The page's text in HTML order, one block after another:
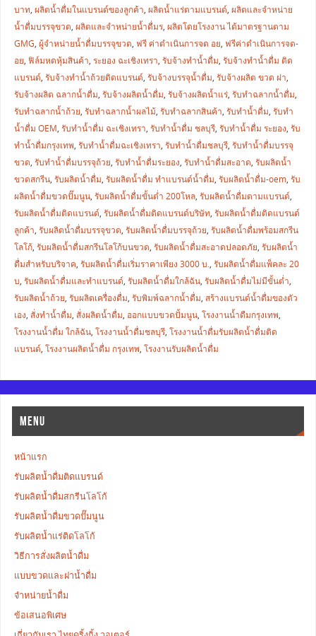
บาท, ผลิตน้ำดื่มในแบรนด์ของลูกค้า, ผลิตน้ำแร่ตามแบรนด์, ผลิตและจำหน่าย
น้ำดื่มบรรจุขวด, ผลิตและจำหน่ายน้ำดื่มร, ผลิตโดยโรงงาน ได้มาตรฐานตาม
GMG, ผู้จำหน่ายน้ำดื่มบรรจุขวด, ฟรี ค่าดำเนินการจด อย, ฟรีค่าดำเนินการจด-
อย, ฟิล์มหดหุ้มสินค้า, ระยอง ฉะเชิงเทรา, รับจ้างทำน้ำดื่ม, รับจ้างทำน้ำดื่ม ติด
แบรนด์, รับจ้างทำน้ำถ้วยติดแบรนด์, รับจ้างบรรจุน้ำดื่ม, รับจ้างผลิต ขวด ฝา,
รับจ้างผลิต ฉลากน้ำดื่ม, รับจ้างผลิตน้ำดื่ม, รับจ้างผลิตน้ำแร่, รับทำฉลากน้ำดื่ม,
รับทำฉลากน้ำถ้วย, รับทำฉลากน้ำผลไม้, รับทำฉลากสินค้า, รับทำน้ำดื่ม, รับทำ
น้ำดื่ม OEM, รับทำน้ำดื่ม ฉะเชิงเทรา, รับทำน้ำดื่ม ชลบุรี, รับทำน้ำดื่ม ระยอง, รับ
ทำน้ำดื่มกรุงเทพ, รับทำน้ำดื่มฉะเชิงเทรา, รับทำน้ำดื่มชลบุรี, รับทำน้ำดื่มบรรจุ
ขวด, รับทำน้ำดื่มบรรจุถ้วย, รับทำน้ำดื่มระยอง, รับทำน้ำดื่มสะอาด, รับผลิตน้ำ
ขวดสกรีน, รับผลิตน้ำดื่ม, รับผลิตน้ำดื่ม ทำแบรนด์น้ำดื่ม, รับผลิตน้ำดื่ม-oem, รับ
ผลิตน้ำดื่มขวดปั๊มนูน, รับผลิตน้ำดื่มขั้นต่ำ 200โหล, รับผลิตน้ำดื่มตามแบรนด์,
รับผลิตน้ำดื่มติดแบรนด์, รับผลิตน้ำดื่มติดแบรนด์บริษัท, รับผลิตน้ำดื่มติดแบรนด์
ลูกค้า, รับผลิตน้ำดื่มบรรจุขวด, รับผลิตน้ำดื่มบรรจุถ้วย, รับผลิตน้ำดื่มพร้อมสกรีน
โลโก้, รับผลิตน้ำดื่มสกรีนโลโก้บนขวด, รับผลิตน้ำดื่มสะอาดปลอดภัย, รับผลิตน้ำ
ดื่มสำหรับบริจาค, รับผลิตน้ำดื่มเริ่มราคาเพียง 3000 บ., รับผลิตน้ำดื่มแพ็คละ 20
บ, รับผลิตน้ำดื่มและทำแบรนด์, รับผลิตน้ำดื่มใกล้ฉัน, รับผลิตน้ำดื่มไม่มีขั้นต่ำ,
รับผลิตน้ำถ้วย, รับผลิตเครื่องดื่ม, รับพิมพ์ฉลากน้ำดื่ม, สร้างแบรนด์น้ำดื่มของตัว
เอง, สั่งทำน้ำดื่ม, สั่งผลิตน้ำดื่ม, ออกแบบขวดปั้มนูน, โรงงานน้ำดืมกรุงเทพ,
โรงงานน้ำดื่ม ใกล้ฉัน, โรงงานน้ำดื่มชลบุรี, โรงงานน้ำดื่มรับผลิตน้ำดื่มติด
แบรนด์, โรงงานผลิตน้ำดื่ม กรุงเทพ, โรงงานรับผลิตน้ำดื่ม
MENU
หน้าแรก
รับผลิตน้ำดื่มติดแบรนด์
รับผลิตน้ำดื่มสกรีนโลโก้
รับผลิตน้ำดื่มขวดปั๊มนูน
รับผลิตน้ำแร่ติดโลโก้
วิธีการสั่งผลิตน้ำดื่ม
แบบขวดและฝาน้ำดื่ม
จำหน่ายน้ำดื่ม
ข้อเสนอพิเศษ